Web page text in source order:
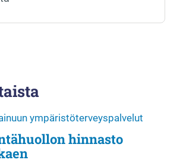
ympäristöterveyspalvelut
hinnasto